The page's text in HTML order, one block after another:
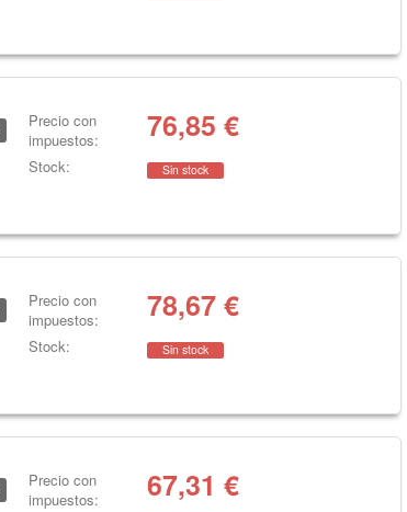
Precio con
impuestos:
76,85 €
Stock: Sin stock
Precio con
impuestos:
78,67€
Stock: Sin stock
Precio con
impuestos:
67,31 €